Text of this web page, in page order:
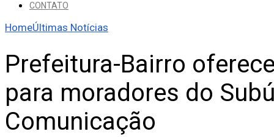
CONTATO
HomeÚltimas Notícias
Prefeitura-Bairro
para moradores do
Comunicação